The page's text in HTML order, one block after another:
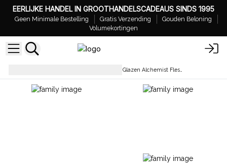
EERLIJKE HANDEL IN GROOTHANDELSCADEAUS SINDS 1995
Geen Minimale Bestelling Gratis Verzending
Gouden Beloning
Volumekortingen
Groothandel Amber Glazen Alchemist Flessen